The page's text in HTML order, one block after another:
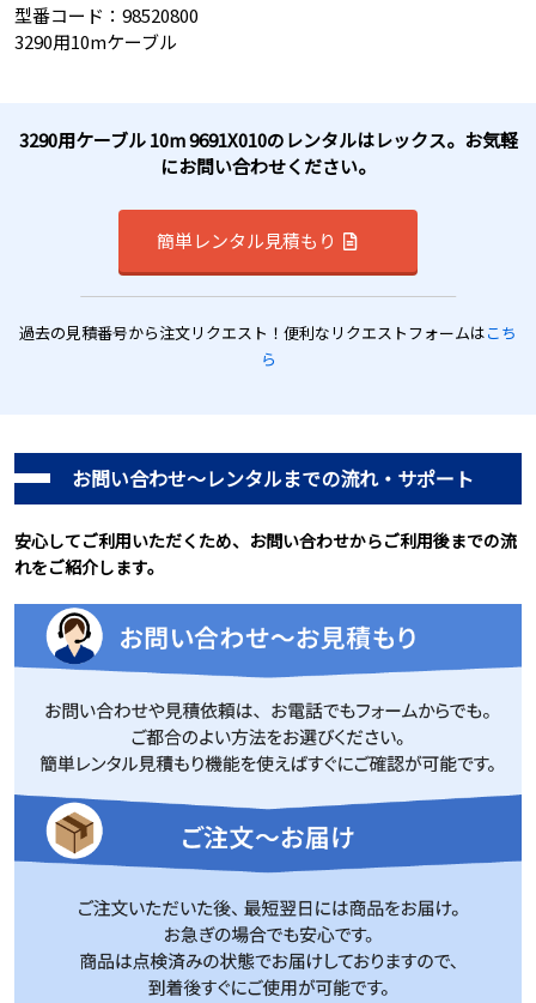
型番コード：98520800
3290用10mケーブル
3290用ケーブル 10m 9691X010のレンタルはレックス。お気軽
にお問い合わせください。
簡単レンタル見積もり
過去の見積番号から注文リクエスト！便利なリクエストフォームはこち
ら
お問い合わせ～レンタルまでの流れ・サポート
安心してご利用いただくため、お問い合わせからご利用後までの流
れをご紹介します。